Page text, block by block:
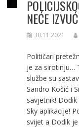
NEĆE
30.11.2021
Političari
je za sirotinju…
službe su
Sandro Kočić i
savjetnik!
Sky aplikacije!
svijet a Dodik